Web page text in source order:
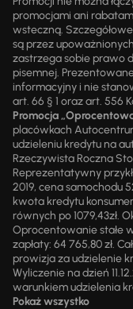
promocjami ani
wsteczną.
są przez
zastrzega sobie prawo
pisemnej.
informacyjny i nie
art. 66 § 1 oraz art. 556
Promocja
placówkach
udzieleniu kredytu na
Rzeczywista Roczna
Reprezentatywny
2019, cena samochodu
kwota kredytu
równych po 1079,43zł.
Oprocentowanie stałe
zapłaty: 64 765,80 zł.
prowizja za udzielenie
Wyliczenie na dzień
warunkiem udzielenia
Pokaż wszystko